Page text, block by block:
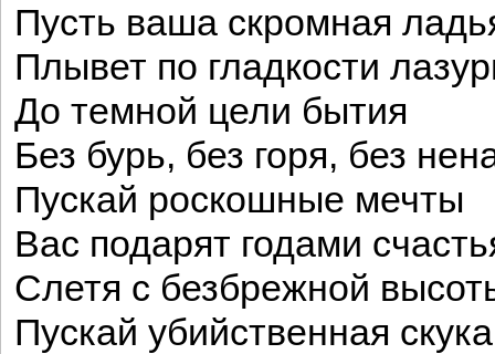
Пусть ваша скромная
Плывет по гладкости
До темной цели бытия
Без бурь, без горя, без
Пускай роскошные мечты
Вас подарят годами
Слетя с безбрежной
Пускай убийственная скука